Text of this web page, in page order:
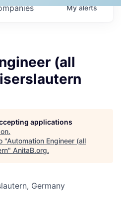
Myalerts
(all
applications
.
"Automation Engineer (all
" AnitaB.org.
Germany